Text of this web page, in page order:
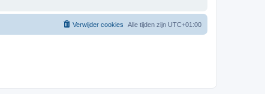
Alle tijden zijn UTC+01:00
Verwijder cookies